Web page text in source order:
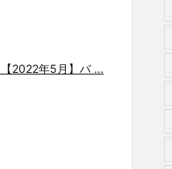
【2022年5月】バ ...